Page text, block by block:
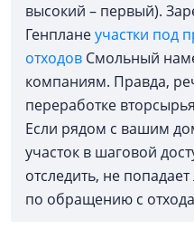
высокий – первый).
Генпланеучастки под
отходов Смольный
компаниям. Правда,
переработке
Если рядом с вашим
участок в шаговой
отследить, не
по обращению с